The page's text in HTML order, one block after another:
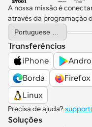
A nossa missão é
através da programação
Select Language
Transferências
iPhone
Borda
Firefox
Linux
Precisa de ajuda?
Soluções